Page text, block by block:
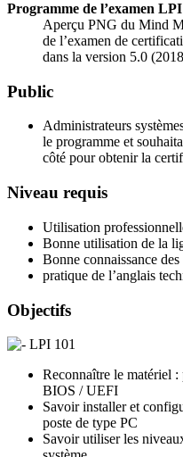
Programme de l’examen
Aperçu PNG du Mind
de l’examen de
dans la version 5.0
Public
Administrateurs
le programme et
côté pour obtenir la
Niveau requis
Utilisation
Bonne utilisation de la
Bonne connaissance
pratique de l’anglais
Objectifs
LPI 101
Reconnaître le matériel
BIOS / UEFI
Savoir installer et
poste de type PC
Savoir utiliser les